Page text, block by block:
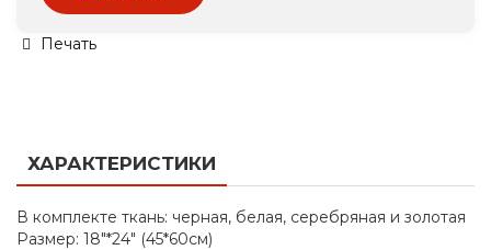
Печать
ХАРАКТЕРИСТИКИ
В комплекте ткань: черная, белая, серебряная и золотая
Размер: 18"*24" (45*60см)